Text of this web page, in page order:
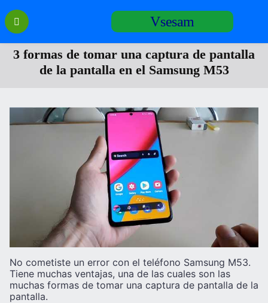
Перейти
содержанию
Vsesam
3 formas de tomar una captura de pantalla
de la pantalla en el Samsung M53
No cometiste un error con el teléfono Samsung M53.
Tiene muchas ventajas, una de las cuales son las
muchas formas de tomar una captura de pantalla de la
pantalla.